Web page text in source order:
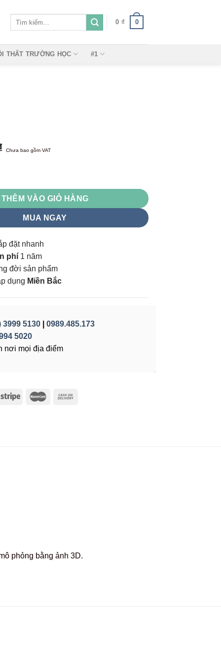
0 ₫ 0
THẤT TRƯỜNG HỌC #1
Chưa bao gồm VAT
THÊM VÀO GIỎ HÀNG
MUA NGAY
đặt nhanh
phí 1 năm
đời sản phẩm
dụng Miền Bắc
3999 5130
0989.485.173
5020
nơi mọi địa điểm
phỏng bằng ảnh 3D.